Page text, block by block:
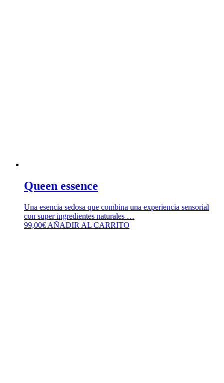
Queen essence
Una esencia sedosa que combina una experiencia sensorial
con super ingredientes naturales …
99,00€ AÑADIR AL CARRITO